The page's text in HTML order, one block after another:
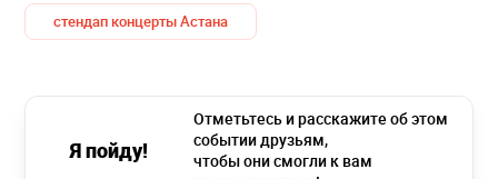
стендап концерты Астана
Я пойду!
Отметьтесь и расскажите об этом
событии друзьям,
чтобы они смогли к вам